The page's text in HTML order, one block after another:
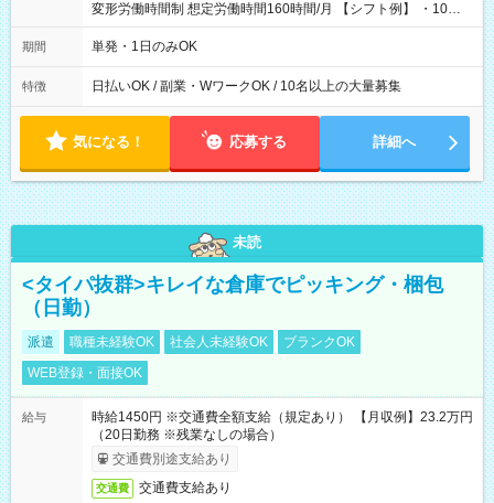
変形労働時間制 想定労働時間160時間/月 【シフト例】 ・10：
00～20：00
期間 単発・1日のみOK
特徴 日払いOK / 副業・WワークOK / 10名以上の大量募集
気になる！ 応募する 詳細へ
未読
<タイパ抜群>キレイな倉庫でピッキング・梱包
（日勤）
派遣 職種未経験OK 社会人未経験OK
ブランクOK
WEB登録・面接OK
給与
時給1450円 ※交通費全額支給（規定あり） 【月収例】23.2万円
（20日勤務 ※残業なしの場合）
交通費別途支給あり
交通費 交通費支給あり